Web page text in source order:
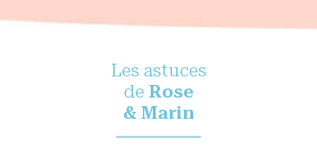
Les astuces
de Rose
& Marin